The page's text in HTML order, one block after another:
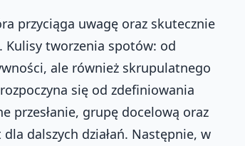
przyciąga uwagę oraz skutecznie
Kulisy tworzenia spotów: od
ale również skrupulatnego
się od zdefiniowania
przesłanie, grupę docelową oraz
dalszych działań. Następnie, w